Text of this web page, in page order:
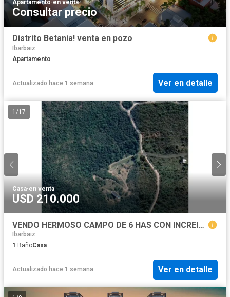
Apartamento·en venta
Consultar precio
Distrito Betania! venta en pozo
Ibarbaiz
Apartamento
Actualizado hace 1 semana Ver en detalle
1 /17
Casa·en venta
USD 210.000
VENDO HERMOSO CAMPO DE 6 HAS CON INCREIBLES VISTAS EN LA GRANJA
Ibarbaiz
1 BañoCasa
Actualizado hace 1 semana Ver en detalle